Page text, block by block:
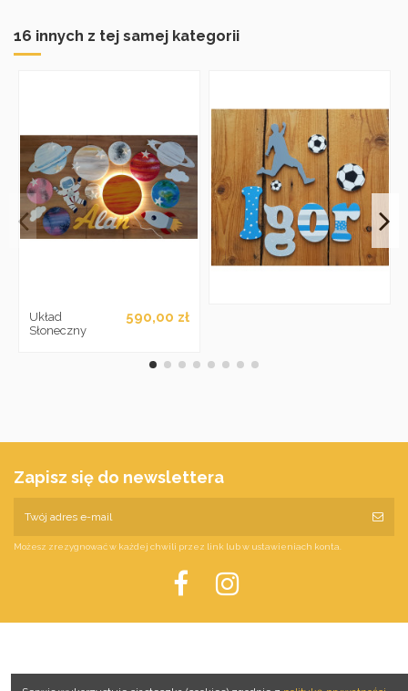
16 innych z tej samej kategorii
Układ
Słoneczny
590,00 zł
Zapisz się do newslettera
Możesz zrezygnować w każdej chwili przez link lub w ustawieniach konta.